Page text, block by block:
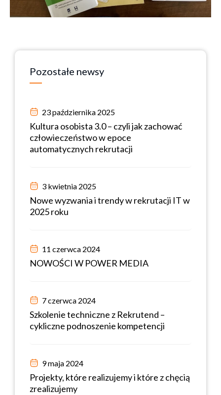
Pozostałe newsy
23 października 2025
Kultura osobista 3.0 – czyli jak zachować
człowieczeństwo w epoce
automatycznych rekrutacji
3 kwietnia 2025
Nowe wyzwania i trendy w rekrutacji IT w
2025 roku
11 czerwca 2024
NOWOŚCI W POWER MEDIA
7 czerwca 2024
Szkolenie techniczne z Rekrutend –
cykliczne podnoszenie kompetencji
9 maja 2024
Projekty, które realizujemy i które z chęcią
zrealizujemy